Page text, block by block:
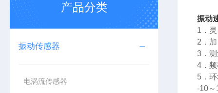
产品分类
振动传感器
电涡流传感器
振动
1．
2．
3．
4．
5．
-10